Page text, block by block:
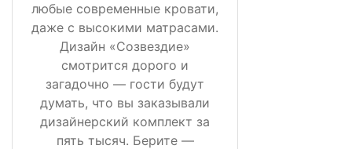
любые современные кровати,
даже с высокими матрасами.
Дизайн «Созвездие»
смотрится дорого и
загадочно — гости будут
думать, что вы заказывали
дизайнерский комплект за
пять тысяч. Берите —